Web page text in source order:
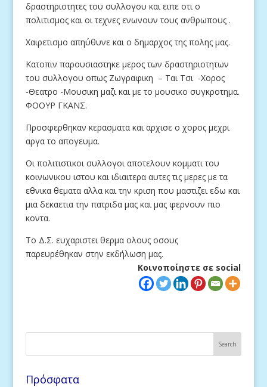
δραστηριοτητες του συλλογου και ειπε οτι ο
πολιτισμος και οι τεχνες ενωνουν τους ανθρωπους .
Χαιρετισμο απηύθυνε και ο δημαρχος της πολης μας.
Κατοπιν παρουσιαστηκε μερος των δραστηριοτητων
του συλλογου οπως Ζωγραφικη – Ται Τσι -Χορος
-Θεατρο -Μουσικη μαζι και με το μουσικο συγκροτημα.
ΦΟΟΥΡ ΓΚΑΝΣ.
Προσφερθηκαν κερασματα και αρχισε ο χορος μεχρι
αργα το απογευμα.
Οι πολιτιστικοι συλλογοι αποτελουν κομματι του
κοινωνικου ιστου και ιδιαιτερα αυτες τις μερες με τα
εθνικα θεματα αλλα και την κριση που μαστιζει εδω και
μια δεκαετια την πατριδα μας και μας φερνουν πιο
κοντα.
Το Δ.Σ. ευχαριστει θερμα ολους οσους
παρευρέθηκαν στην εκδήλωση μας.
Κοινοποίηστε σε social
Πρόσφατα